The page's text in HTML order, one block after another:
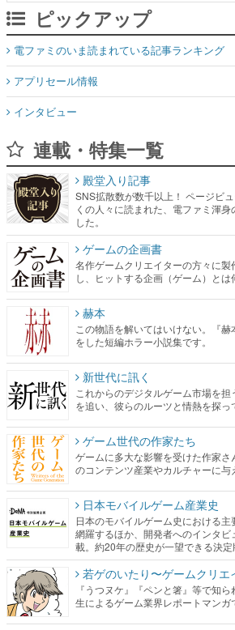
アプリセール情報
インタビュー
連載・特集一覧
くの人々に読まれた、電ファミ渾身
した。
ゲームの企画書
名作ゲームクリエイターの方々に
し、ヒットする企画（ゲーム）と
赫本
この物語を解いてはいけない。『赫
をした短編ホラー小説集です。
新世代に訊く
これからのデジタルゲーム市場を
を追い、彼らのルーツと情熱を探っ
ゲーム世代の作家たち
ゲームに多大な影響を受けた作家
のコンテンツ産業やカルチャーに与
日本モバイルゲーム産業史
日本のモバイルゲーム史における
網羅するほか、開発者へのインタビ
若ゲのいたり〜ゲームクリエ
『うつヌケ』『ペンと箸』等で知
生によるゲーム業界レポートマンガ
なんでゲームは面白い？
ゲーム開発者・hamatsu氏がゲーム
な形から解き明かしていく、硬派で